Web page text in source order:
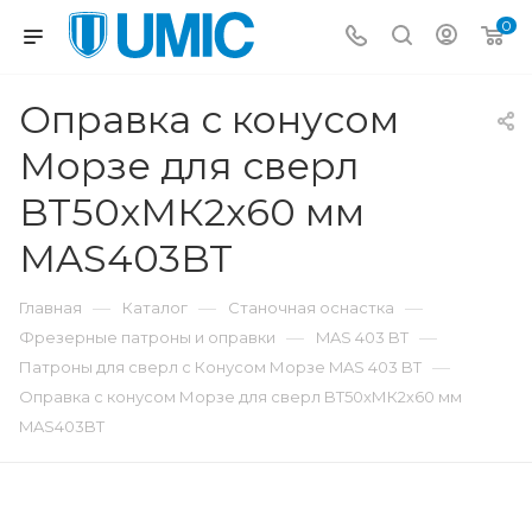
0
Оправка с конусом
Морзе для сверл
BT50xМК2х60 мм
MAS403BT
Главная — Каталог — Станочная оснастка —
Фрезерные патроны и оправки — MAS 403 BT —
Патроны для сверл с Конусом Морзе MAS 403 BT —
Оправка с конусом Морзе для сверл BT50xМК2х60 мм
MAS403BT